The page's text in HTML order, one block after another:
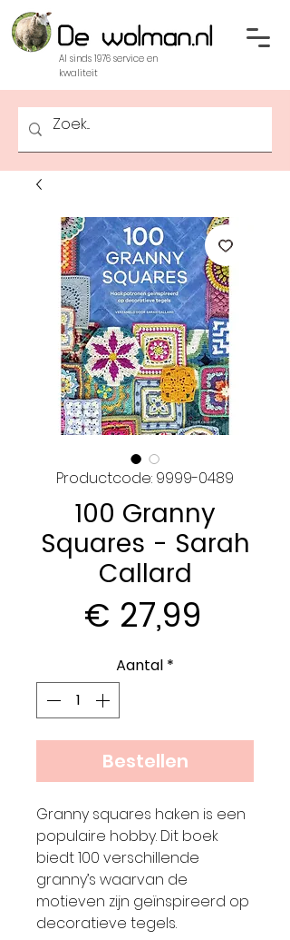
Al sinds 1976 service en
kwaliteit
Productcode: 9999-0489
100 Granny
Squares - Sarah
Callard
€ 27,99
Aantal *
Bestellen
Granny squares haken is een
populaire hobby. Dit boek
biedt 100 verschillende
granny’s waarvan de
motieven zijn geïnspireerd op
decoratieve tegels.